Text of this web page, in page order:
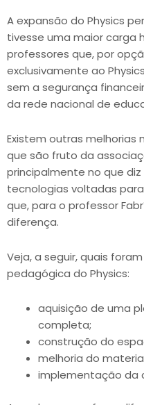
A expansão do Physics
tivesse uma maior carga
professores que, por
exclusivamente ao
sem a segurança
da rede nacional de
Existem outras melhorias
que são fruto da
principalmente no que
tecnologias voltadas
que, para o professor
diferença.
Veja, a seguir, quais
pedagógica do Physics:
aquisição de uma
completa;
construção do
melhoria do
implementação da